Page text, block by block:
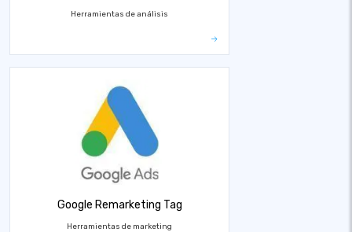
Herramientas de análisis
Google Remarketing Tag
Herramientas de marketing